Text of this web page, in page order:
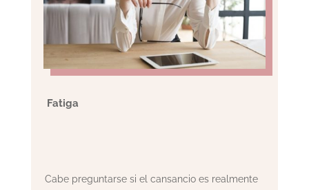
Fatiga
Cabe preguntarse si el cansancio es realmente